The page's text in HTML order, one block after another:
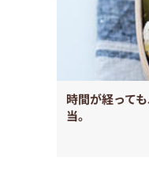
時間が経って
当。